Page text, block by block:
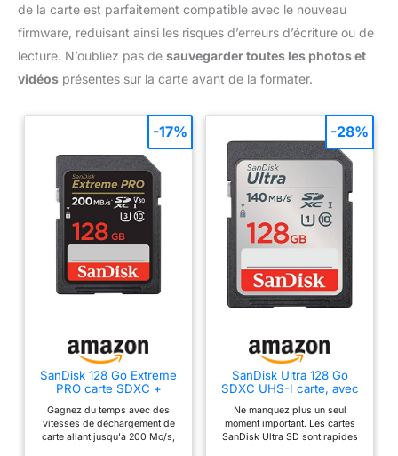
de la carte est parfaitement compatible avec le nouveau
firmware, réduisant ainsi les risques d’erreurs d’écriture ou de
lecture. N’oubliez pas de sauvegarder toutes les photos et
vidéos présentes sur la carte avant de la formater.
SanDisk 128 Go Extreme
PRO carte SDXC +
jusqu'à 200 Mo/s, UHS-I,
Classe 10, U3, V30
Gagnez du temps avec des
vitesses de déchargement de
carte allant jusqu'à 200 Mo/s,
-17%
SanDisk Ultra 128 Go
SDXC UHS-I carte, avec
jusqu'à 140 Mo/s
Ne manquez plus un seul
moment important. Les cartes
SanDisk Ultra SD sont rapides
-28%